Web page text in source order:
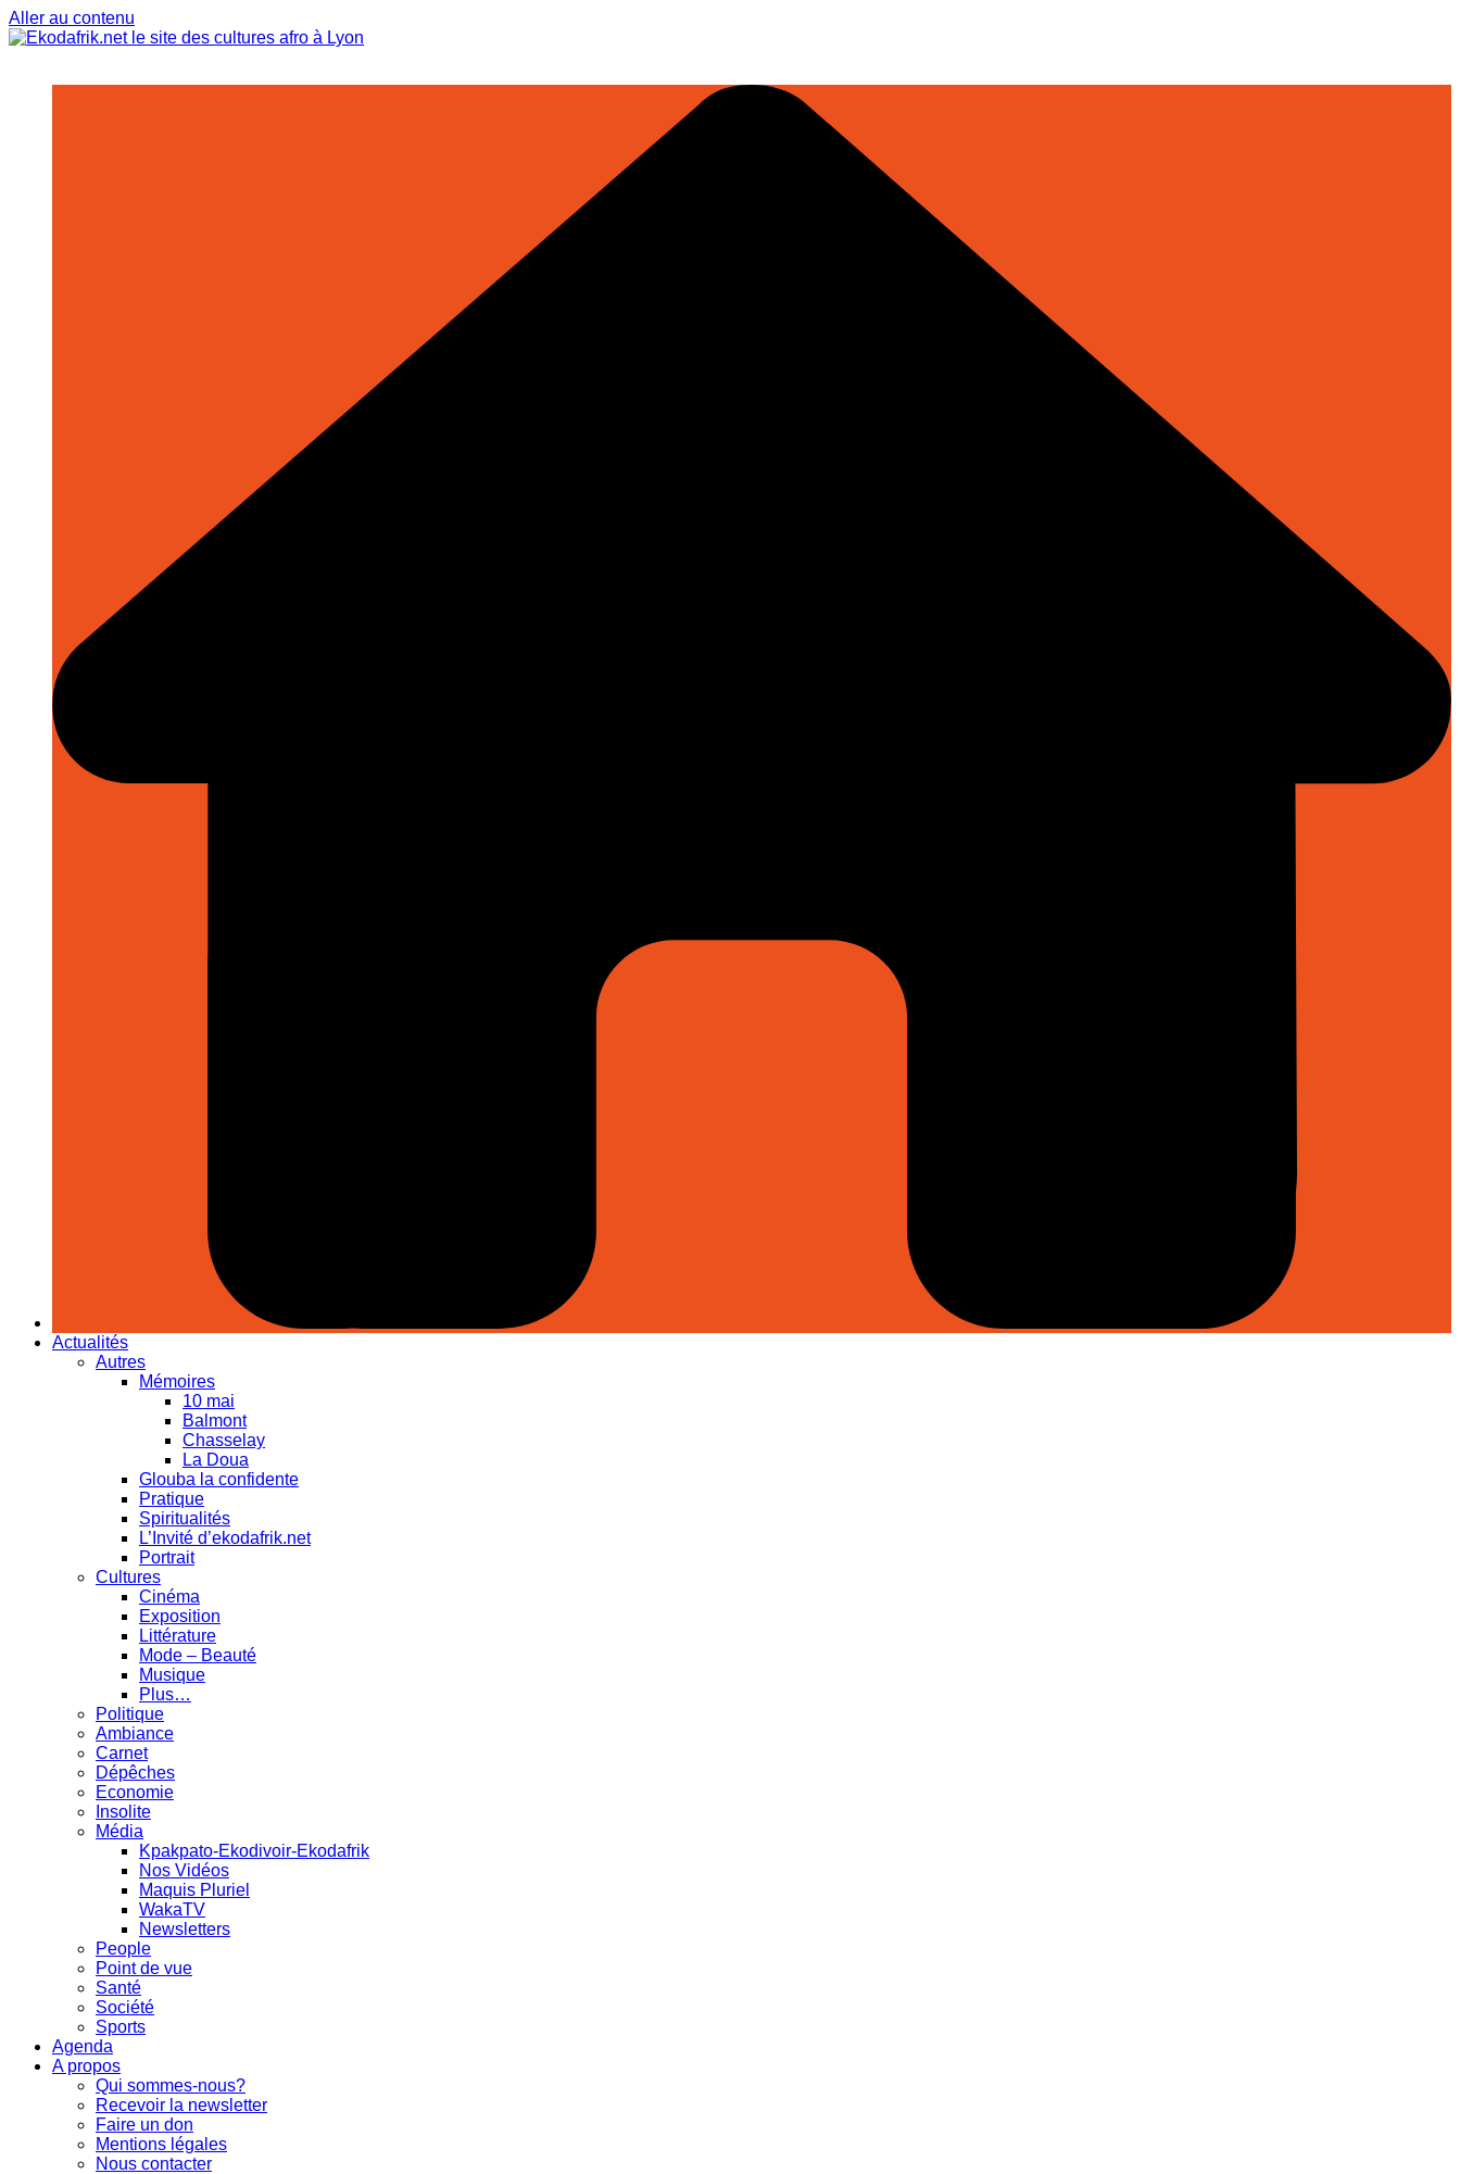
Aller au contenu
Actualités
Autres
Mémoires
10 mai
Balmont
Chasselay
La Doua
Glouba la confidente
Pratique
Spiritualités
L’Invité d’ekodafrik.net
Portrait
Cultures
Cinéma
Exposition
Littérature
Mode – Beauté
Musique
Plus…
Politique
Ambiance
Carnet
Dépêches
Economie
Insolite
Média
Kpakpato-Ekodivoir-Ekodafrik
Nos Vidéos
Maquis Pluriel
WakaTV
Newsletters
People
Point de vue
Santé
Société
Sports
Agenda
A propos
Qui sommes-nous?
Recevoir la newsletter
Faire un don
Mentions légales
Nous contacter